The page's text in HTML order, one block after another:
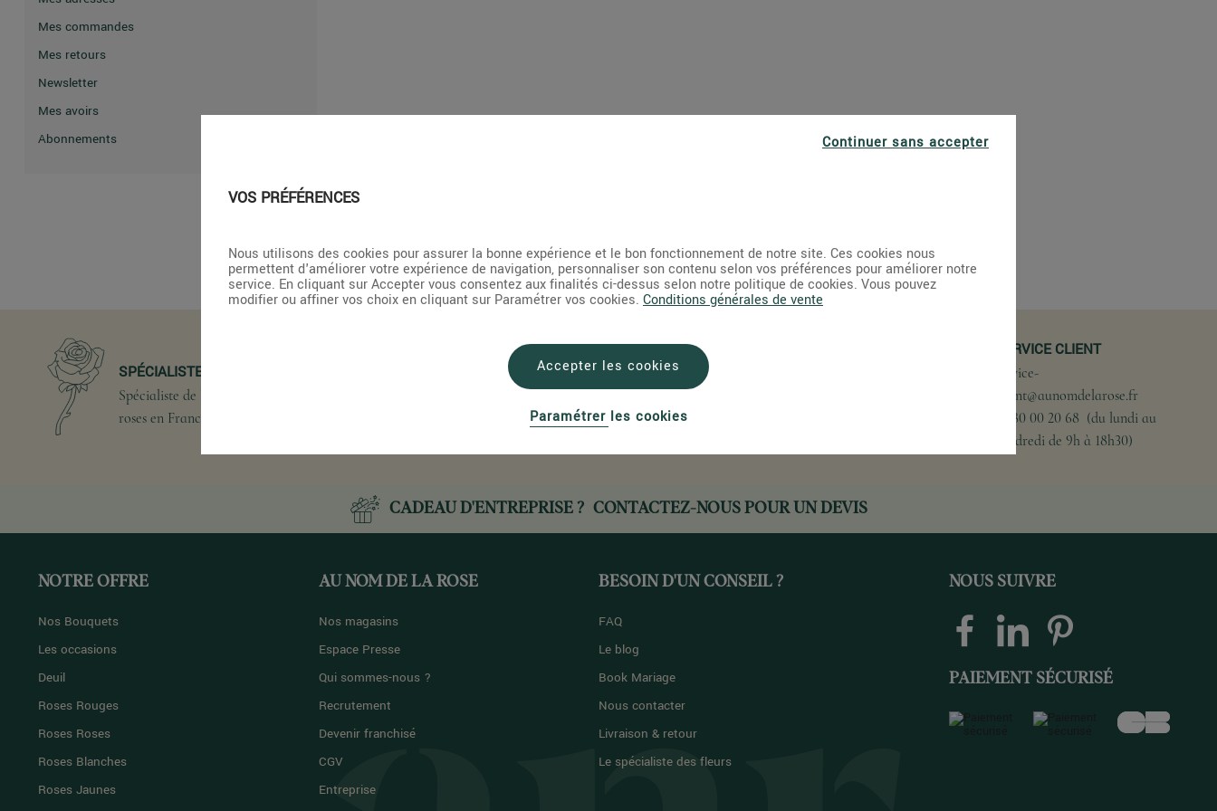
Mes commandes
Mes retours
Newsletter
Mes avoirs
Abonnements
SPÉCIALISTE DE LA ROSE
Spécialiste de la livraison de
roses en France depuis 1991
LIVRAISON EXPRESS
la France métropolitaine
SAVOIR-FAIRE ARTISANAL
SERVICE CLIENT
service-
client@aunomdelarose.fr
01 80 00 20 68 (du lundi au
vendredi de 9h à 18h30)
CADEAU D'ENTREPRISE ? CONTACTEZ-NOUSPOUR UN DEVIS
NOTRE OFFRE
Nos Bouquets
Les occasions
Deuil
Roses Rouges
Roses Roses
Roses Blanches
Roses Jaunes
AU NOM DE LA ROSE
Nos magasins
Espace Presse
Qui sommes-nous ?
Recrutement
Devenir franchisé
CGV
Entreprise
BESOIN D'UN CONSEIL ?
FAQ
Le blog
Book Mariage
Nous contacter
Livraison & retour
Le spécialiste des fleurs
NOUS SUIVRE
PAIEMENT SÉCURISÉ
Continuer sans accepter
VOS PRÉFÉRENCES
Nous utilisons des cookies pour assurer la bonne expérience et le bon fonctionnement de notre site. Ces cookies nous
permettent d'améliorer votre expérience de navigation, personnaliser son contenu selon vos préférences pour améliorer notre
service. En cliquant sur Accepter vous consentez aux finalités ci-dessus selon notre politique de cookies. Vous pouvez
modifier ou affiner vos choix en cliquant sur Paramétrer vos cookies. Conditions générales de vente
Accepter les cookies
Paramétrer les cookies